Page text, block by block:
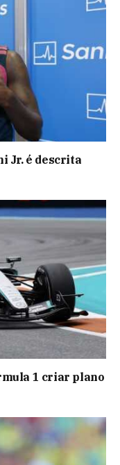
Jr. é descrita
1 criar plano